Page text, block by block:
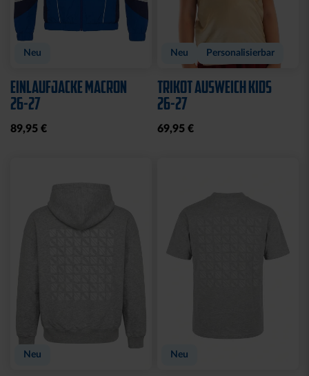
Neu
EINLAUFJACKE MACRON
26-27
89,95 €
Neu Personalisierbar
TRIKOT AUSWEICH KIDS
26-27
69,95 €
Neu Neu